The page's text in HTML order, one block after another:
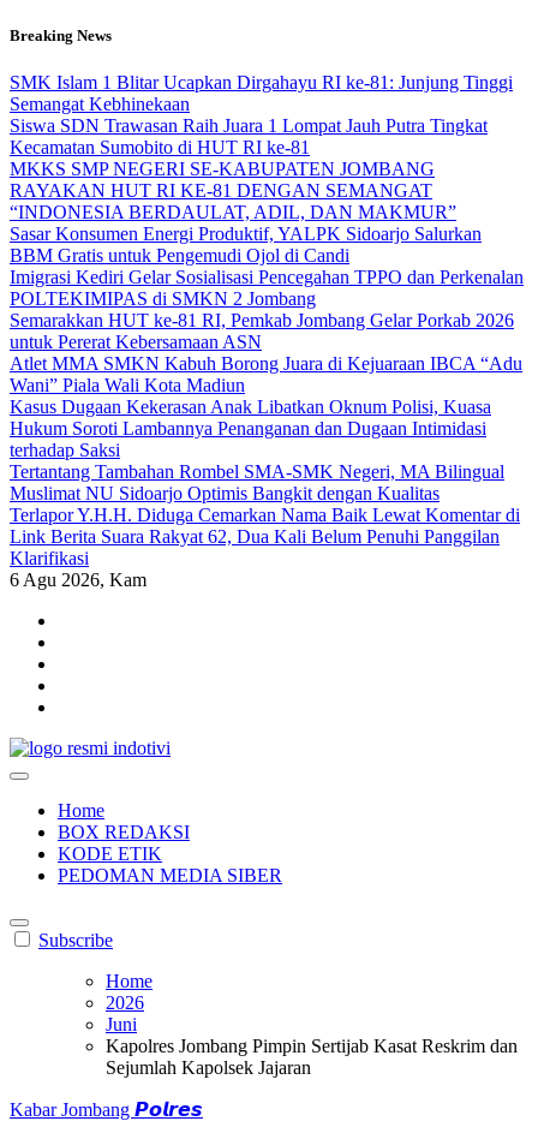
Skip
content
Breaking News
SMK Islam 1 Blitar Ucapkan Dirgahayu RI ke-81: Junjung Tinggi
Semangat Kebhinekaan
Siswa SDN Trawasan Raih Juara 1 Lompat Jauh Putra Tingkat
Kecamatan Sumobito di HUT RI ke-81
MKKS SMP NEGERI SE-KABUPATEN JOMBANG
RAYAKAN HUT RI KE-81 DENGAN SEMANGAT
“INDONESIA BERDAULAT, ADIL, DAN MAKMUR”
Sasar Konsumen Energi Produktif, YALPK Sidoarjo Salurkan
BBM Gratis untuk Pengemudi Ojol di Candi
Imigrasi Kediri Gelar Sosialisasi Pencegahan TPPO dan Perkenalan
POLTEKIMIPAS di SMKN 2 Jombang
Semarakkan HUT ke-81 RI, Pemkab Jombang Gelar Porkab 2026
untuk Pererat Kebersamaan ASN
Atlet MMA SMKN Kabuh Borong Juara di Kejuaraan IBCA “Adu
Wani” Piala Wali Kota Madiun
Kasus Dugaan Kekerasan Anak Libatkan Oknum Polisi, Kuasa
Hukum Soroti Lambannya Penanganan dan Dugaan Intimidasi
terhadap Saksi
Tertantang Tambahan Rombel SMA-SMK Negeri, MA Bilingual
Muslimat NU Sidoarjo Optimis Bangkit dengan Kualitas
Terlapor Y.H.H. Diduga Cemarkan Nama Baik Lewat Komentar di
Link Berita Suara Rakyat 62, Dua Kali Belum Penuhi Panggilan
Klarifikasi
6 Agu 2026, Kam
Home
BOX REDAKSI
KODE ETIK
PEDOMAN MEDIA SIBER
Subscribe
Home
2026
Juni
Kapolres Jombang Pimpin Sertijab Kasat Reskrim dan
Sejumlah Kapolsek Jajaran
Kabar Jombang 𝙋𝙤𝙡𝙧𝙚𝙨